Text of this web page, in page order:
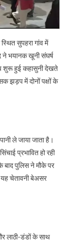
नहर
की
गूल
को
दो
पक्षों
में
डंडे
और
पत्थर
सुपहरा गांव में
ने भयानक खूनी संघर्ष
शुरू हुई कहासुनी देखते
झड़प में दोनों पक्षों के
ले जाया जाता है।
प्रभावित हो रही
बाद पुलिस ने मौके पर
यह चेतावनी बेअसर
और लाठी-डंडों के साथ